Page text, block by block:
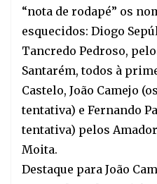
“nota de rodapé” os
esquecidos: Diogo
Tancredo Pedroso,
Santarém, todos à
Castelo, João Camejo
tentativa) e Fernando
tentativa) pelos
Moita.
Destaque para João